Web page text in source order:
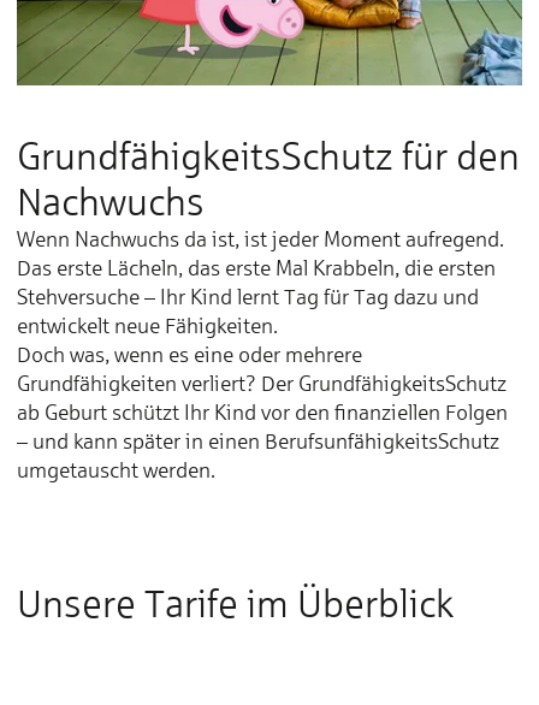
GrundfähigkeitsSchutz für den
Nachwuchs
Wenn Nachwuchs da ist, ist jeder Moment aufregend.
Das erste Lächeln, das erste Mal Krabbeln, die ersten
Stehversuche – Ihr Kind lernt Tag für Tag dazu und
entwickelt neue Fähigkeiten.
Doch was, wenn es eine oder mehrere
Grundfähigkeiten verliert? Der GrundfähigkeitsSchutz
ab Geburt schützt Ihr Kind vor den finanziellen Folgen
– und kann später in einen BerufsunfähigkeitsSchutz
umgetauscht werden.
Unsere Tarife im Überblick